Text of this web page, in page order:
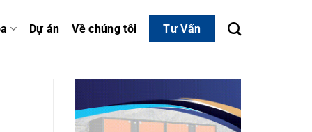
Dự án Về chúng tôi Tư Vấn